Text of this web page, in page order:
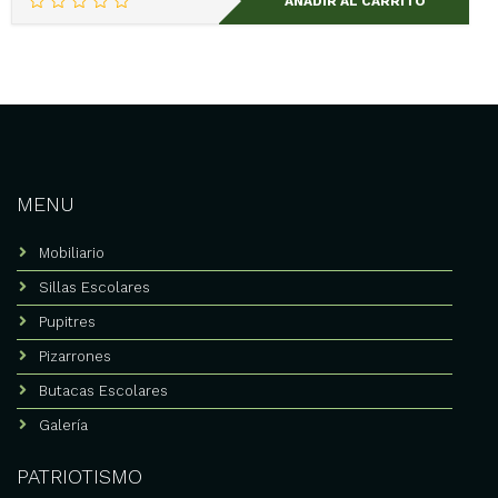
MENU
Mobiliario
Sillas Escolares
Pupitres
Pizarrones
Butacas Escolares
Galería
PATRIOTISMO